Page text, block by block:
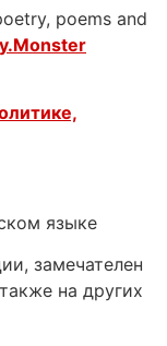
poems and
языке
замечателен
на других